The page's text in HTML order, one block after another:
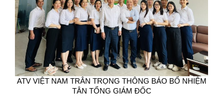
ATV VIỆT NAM TRÂN TRỌNG THÔNG BÁO BỔ NHIỆM
TÂN TỔNG GIÁM ĐỐC